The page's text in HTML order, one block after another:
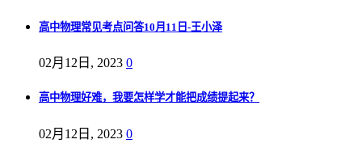
高中物理常见考点问答10月11日-王小泽
02月12日, 2023 0
高中物理好难，我要怎样学才能把成绩提起来？
02月12日, 2023 0